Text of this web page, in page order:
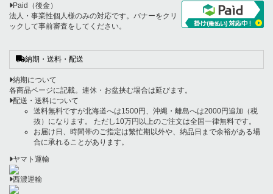
Paid（後金）
法人・事業性個人様のみの対応です。バナーをクリ
ックして事前審査をしてください。
納期・送料・配送
納期について
各商品ページに記載。連休・お盆挟む場合は延びます。
配送・送料について
送料無料ですが北海道へは1500円、沖縄・離島へは2000円追加（税
抜）になります。 ただし10万円以上のご注文は全国一律無料です。
お届け日、時間帯のご指定は繁忙期以外や、納品日まで余裕がある場
合に承れることがあります。
ヤマト運輸
西濃運輸